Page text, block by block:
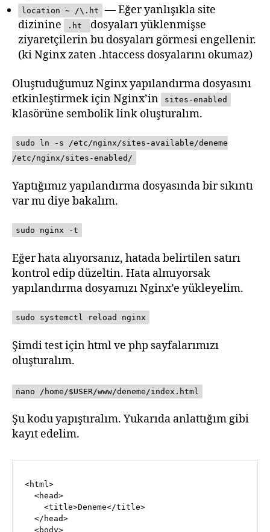
location ~ /\.ht
— Eğer yanlışıkla site
dizinine
.ht
dosyaları yüklenmişse
ziyaretçilerin bu dosyaları görmesi engellenir.
(ki Nginx zaten .htaccess dosyalarını okumaz)
Oluştuduğumuz Nginx yapılandırma dosyasını
etkinleştirmek için Nginx’in
sites-enabled
klasörüne sembolik link oluşturalım.
sudo ln -s /etc/nginx/sites-available/deneme
/etc/nginx/sites-enabled/
Yaptığımız yapılandırma dosyasında bir sıkıntı
var mı diye bakalım.
sudo nginx -t
Eğer hata alıyorsanız, hatada belirtilen satırı
kontrol edip düzeltin. Hata almıyorsak
yapılandırma dosyamızı Nginx’e yükleyelim.
sudo systemctl reload nginx
Şimdi test için html ve php sayfalarımızı
oluşturalım.
nano /home/$USER/www/deneme/index.html
Şu kodu yapıştıralım. Yukarıda anlattığım gibi
kayıt edelim.
<html>